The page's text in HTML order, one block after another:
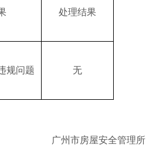
处理结果
规问题 无
广州市房屋安全管理所